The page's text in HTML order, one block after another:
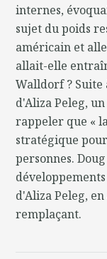
internes,
sujet du poids
américain et
allait-elle
Walldorf ?
d'Aliza Peleg,
rappeler que «
stratégique
personnes.
d'Aliza Peleg,
remplaçant.